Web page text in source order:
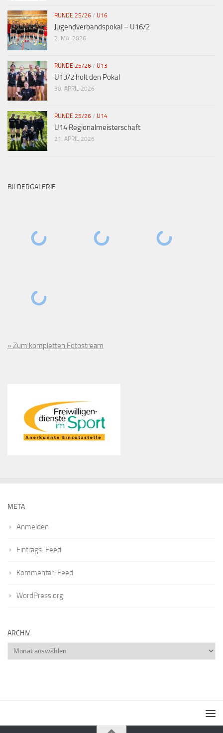
RUNDE 25/26 / U16
Jugendverbandspokal – U16/2
2. MAI 2026
RUNDE 25/26 / U13
U13/2 holt den Pokal
30. APRIL 2026
RUNDE 25/26 / U14
U14 Regionalmeisterschaft
21. APRIL 2026
BILDERGALERIE
» Zum kompletten Fotostream
META
Anmelden
Eintrags-Feed
Kommentar-Feed
WordPress.org
ARCHIV
Archiv